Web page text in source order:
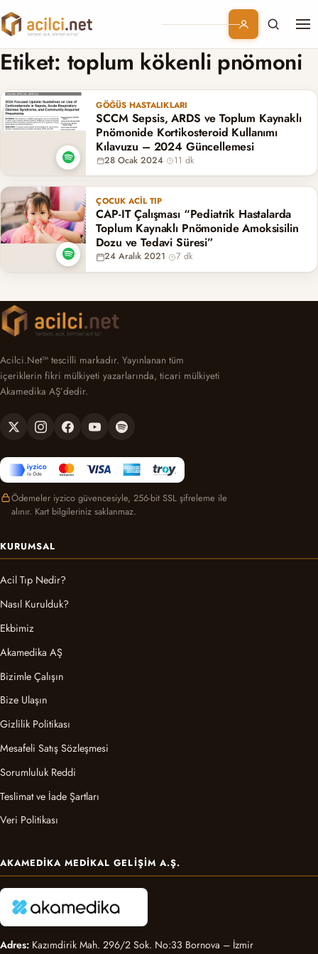
Branşlar
Konular
Kurumsal
Abonelik
Etiket: toplum kökenli pnömoni
GÖĞÜS HASTALIKLARI
SCCM Sepsis, ARDS ve Toplum Kaynaklı
Pnömonide Kortikosteroid Kullanımı
Kılavuzu – 2024 Güncellemesi
28 Ocak 2024· 11 dk
ÇOCUK ACIL TIP
CAP-IT Çalışması “Pediatrik Hastalarda
Toplum Kaynaklı Pnömonide Amoksisilin
Dozu ve Tedavi Süresi”
24 Aralık 2021· 7 dk
Acilci.Net™ tescilli markadır. Yayınlanan tüm
içeriklerin fikri mülkiyeti yazarlarında, ticari mülkiyeti
Akamedika AŞ’dedir.
Ödemeler iyzico güvencesiyle, 256-bit SSL şifreleme ile
alınır. Kart bilgileriniz saklanmaz.
KURUMSAL
Acil Tıp Nedir?
Nasıl Kurulduk?
Ekbimiz
Akamedika AŞ
Bizimle Çalışın
Bize Ulaşın
Gizlilik Politikası
Mesafeli Satış Sözleşmesi
Sorumluluk Reddi
Teslimat ve İade Şartları
Veri Politikası
AKAMEDIKA MEDIKAL GELIŞIM A.Ş.
Adres: Kazımdirik Mah. 296/2 Sok. No:33 Bornova – İzmir